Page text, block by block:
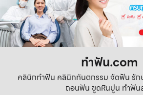
ทําฟัน.com
คลินิกทำฟัน คลินิกทันตกรรม จัดฟัน รัก
ถอนฟัน ขูดหินปูน ทำฟัน